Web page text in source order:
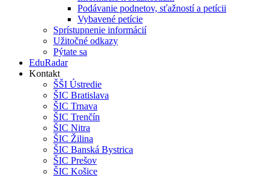
Podávanie podnetov, sťažností a petícii
Vybavené petície
Sprístupnenie informácií
Užitočné odkazy
Pýtate sa
EduRadar
Kontakt
ŠŠI Ústredie
ŠIC Bratislava
ŠIC Trnava
ŠIC Trenčín
ŠIC Nitra
ŠIC Žilina
ŠIC Banská Bystrica
ŠIC Prešov
ŠIC Košice